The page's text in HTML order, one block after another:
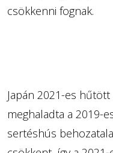
csökkenni fognak.
Japán 2021-es
meghaladta a 2019-
sertéshús